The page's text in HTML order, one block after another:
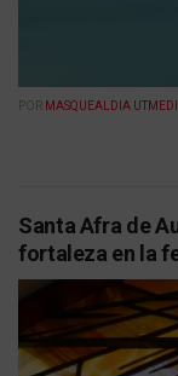
POR MASQUEALDIA
Santa Afra de
fortaleza en la